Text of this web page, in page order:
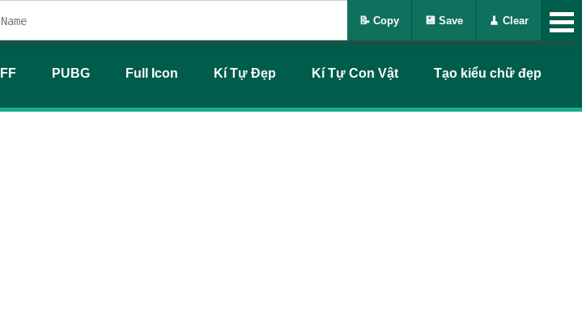
FF PUBG Full Icon Kí Tự Đẹp Kí Tự Con Vật Tạo kiểu chữ đẹp
📝 Copy 💾 Save 🧹 Clear